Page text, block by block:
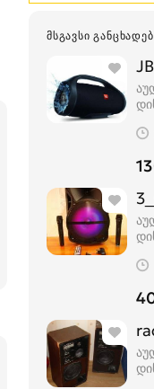
ᲛᲡᲒᲐᲕᲡᲘ